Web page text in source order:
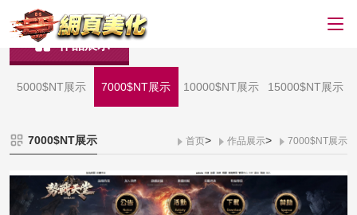
作品展示
5000$NT展示 7000$NT展示 10000$NT展示 15000$NT展示
7000$NT展示 首页> 作品展示> 7000$NT展示